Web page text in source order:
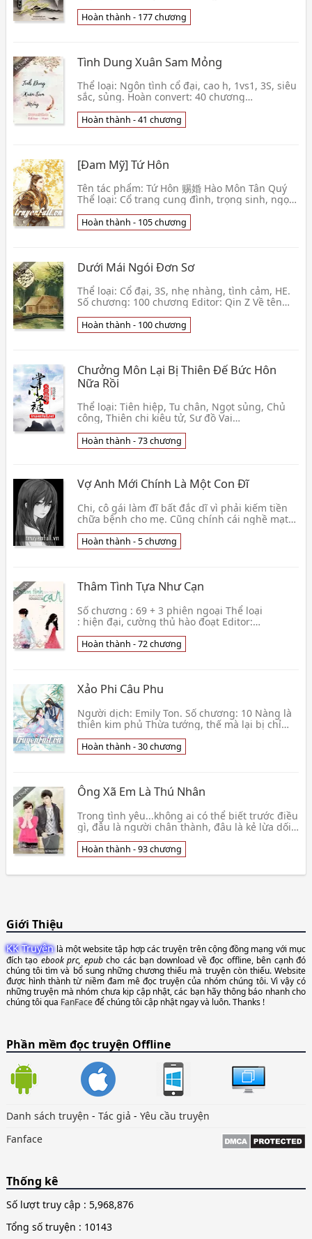
V👦 Mặc Thư Bạch
Hoàn thành - 177 chương
Tình Dung Xuân Sam Mỏng
Thể loại: Ngôn tình cổ đại, cao h, 1vs1, 3S, siêu
sắc, sủng. Hoàn convert: 40 chương
thẹn, không👦 Giang Rạng Rỡ
Hoàn thành - 41 chương
[Đam Mỹ] Tứ Hôn
Tên tác phẩm: Tứ Hôn 赐婚 Hào Môn Tân Quý
Thể loại: Cổ trang cung đình, trọng sinh, ngọt,
Hành đời n
Hoàn thành - 105 chương
Dưới Mái Ngói Đơn Sơ
Thể loại: Cổ đại, 3S, nhẹ nhàng, tình cảm, HE.
Số chương: 100 chương Editor: Qin Z Về tên
trong K👦 Thiên Như Ngọc
Hoàn thành - 100 chương
Chưởng Môn Lại Bị Thiên Đế Bức Hôn
Nữa Rồi
Thể loại: Tiên hiệp, Tu chân, Ngọt sủng, Chủ
công, Thiên chi kiêu tử, Sư đồ Vai
Edit: Tiểu Triển
Hoàn thành - 73 chương
Vợ Anh Mới Chính Là Một Con Đĩ
Chi, cô gái làm đĩ bất đắc dĩ vì phải kiếm tiền
chữa bệnh cho mẹ. Cũng chính cái nghề mạt
hàng này mà khiến cô từ một người con gái
hiền làn
Hoàn thành - 5 chương
Thâm Tình Tựa Như Cạn
Số chương : 69 + 3 phiên ngoại Thể loại
: hiện đại, cường thủ hào đoạt Editor:
Michellevn Beta: Có ai nhận beta giúp tớ với
Duyên phận hai n👦 Úy không
Hoàn thành - 72 chương
Xảo Phi Câu Phu
Người dịch: Emily Ton. Số chương: 10 Nàng là
thiên kim phủ Thừa tướng, thế mà lại bị chỉ
hôn cho một tên Vương gia chưa thành thân
lại nạp t
Hoàn thành - 30 chương
Ông Xã Em Là Thú Nhân
Trong tình yêu...không ai có thể biết trước điều
gì, đâu là người chân thành, đâu là kẻ lừa dối?
Tình yêu nam nữ có thể kh👦 Thuỷ Mạt Duyên
Thiển
Hoàn thành - 93 chương
Giới Thiệu
KK Truyệnlà một website tập hợp các truyện trên cộng đồng mạng với mục
đích tạoebook prc, epubcho các bạn download về đọc offline, bên cạnh đó
chúng tôi tìm và bổ sung những chương thiếu mà truyện còn thiếu. Website
được hình thành từ niềm đam mê đọc truyện của nhóm chúng tôi. Vì vậy có
những truyện mà nhóm chưa kịp cập nhật, các bạn hãy thông báo nhanh cho
chúng tôi qua FanFaceđể chúng tôi cập nhật ngay và luôn. Thanks !
Phần mềm đọc truyện Offline
Danh sách truyện - Tác giả - Yêu cầu truyện
Fanface
Thống kê
Số lượt truy cập : 5,968,876
Tổng số truyện : 10143